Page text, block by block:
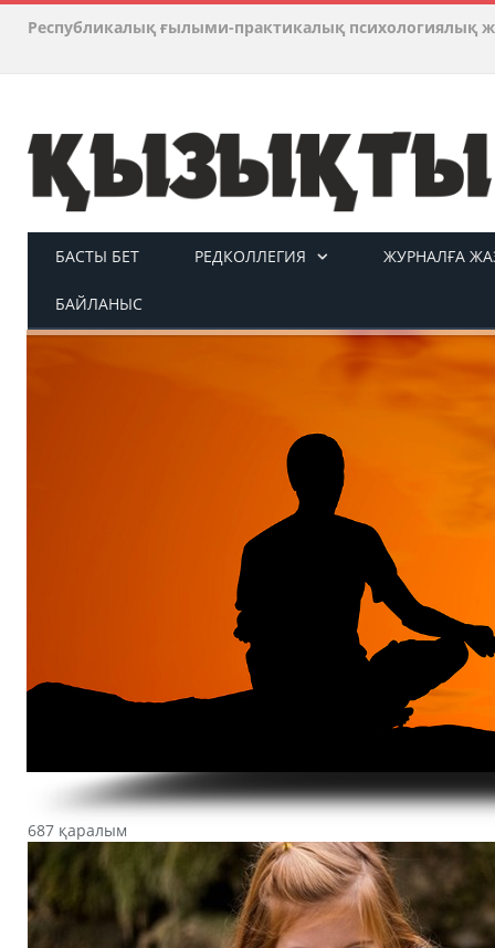
Республикалық ғылыми-практикалық психологиялық
БАСТЫ БЕТ РЕДКОЛЛЕГИЯ ЖУРНАЛҒА
БАЙЛАНЫС
687 қаралым